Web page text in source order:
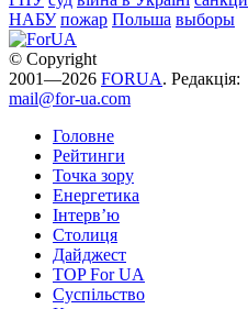
НАБУ пожар Польша выборы
© Copyright
2001—2026 FORUA. Редакція:
mail@for-ua.com
Головне
Рейтинги
Точка зору
Енергетика
Інтерв’ю
Столиця
Дайджест
TOP For UA
Суспiльство